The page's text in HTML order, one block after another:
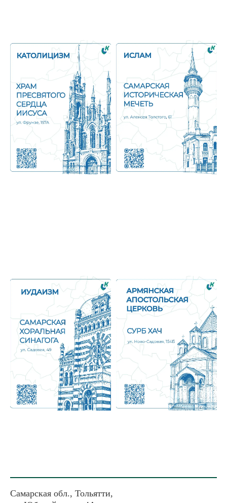
Самарская обл., Тольятти,